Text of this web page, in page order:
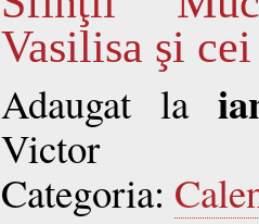
Vasilisa şi
Adaugat la
Victor
Categoria: